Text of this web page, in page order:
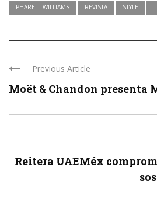
PHARELL WILLIAMS
REVISTA STYLE
Previous Article
Moët & Chandon presenta
Reitera UAEMéx